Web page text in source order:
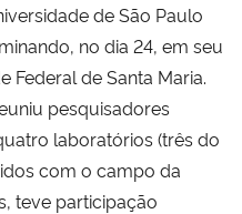
de São Paulo
no dia 24, em seu
Federal de Santa Maria.
pesquisadores
laboratórios (três do
com o campo da
teve participação